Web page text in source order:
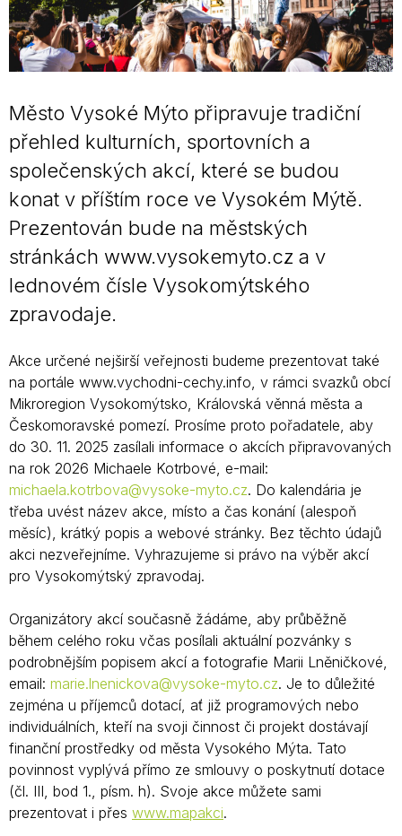
Město Vysoké Mýto připravuje tradiční
přehled kulturních, sportovních a
společenských akcí, které se budou
konat v příštím roce ve Vysokém Mýtě.
Prezentován bude na městských
stránkách www.vysokemyto.cz a v
lednovém čísle Vysokomýtského
zpravodaje.
Akce určené nejširší veřejnosti budeme prezentovat také
na portále www.vychodni-cechy.info, v rámci svazků obcí
Mikroregion Vysokomýtsko, Královská věnná města a
Českomoravské pomezí. Prosíme proto pořadatele, aby
do 30. 11. 2025 zasílali informace o akcích připravovaných
na rok 2026 Michaele Kotrbové, e-mail:
michaela.kotrbova@vysoke-myto.cz. Do kalendária je
třeba uvést název akce, místo a čas konání (alespoň
měsíc), krátký popis a webové stránky. Bez těchto údajů
akci nezveřejníme. Vyhrazujeme si právo na výběr akcí
pro Vysokomýtský zpravodaj.
Organizátory akcí současně žádáme, aby průběžně
během celého roku včas posílali aktuální pozvánky s
podrobnějším popisem akcí a fotografie Marii Lněničkové,
email: marie.lnenickova@vysoke-myto.cz. Je to důležité
zejména u příjemců dotací, ať již programových nebo
individuálních, kteří na svoji činnost či projekt dostávají
finanční prostředky od města Vysokého Mýta. Tato
povinnost vyplývá přímo ze smlouvy o poskytnutí dotace
(čl. III, bod 1., písm. h). Svoje akce můžete sami
prezentovat i přes www.mapakci.